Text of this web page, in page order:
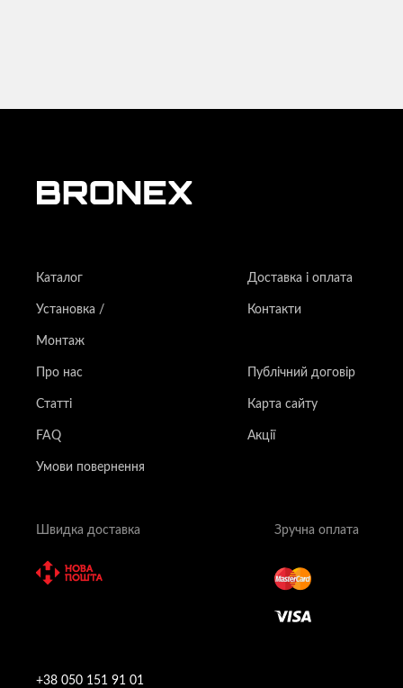
+38 050 151 91 01
Каталог Доставка і оплата
Установка /
Монтаж
Контакти
Про нас Публічний договір
Статті Карта сайту
FAQ Акції
Умови повернення
Швидка доставка Зручна оплата